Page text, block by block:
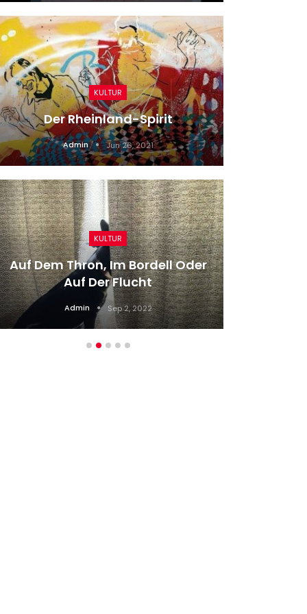
KULTUR
Der Rheinland-Spirit
Admin Jun 26, 2021
KULTUR
Auf Dem Thron, Im Bordell Oder
Auf Der Flucht
Admin Sep 2, 2022